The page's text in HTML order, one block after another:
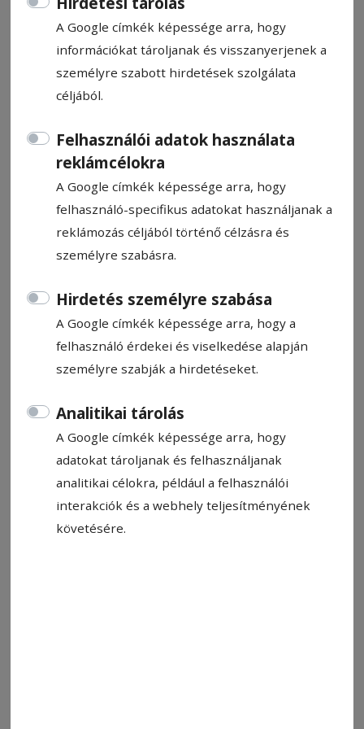
A Google címkék képessége arra, hogy
információkat tároljanak és visszanyerjenek a
személyre szabott hirdetések szolgálata
céljából.
Felhasználói adatok használata
reklámcélokra
A Google címkék képessége arra, hogy
felhasználó-specifikus adatokat használjanak a
reklámozás céljából történő célzásra és
személyre szabásra.
Hirdetés személyre szabása
A Google címkék képessége arra, hogy a
felhasználó érdekei és viselkedése alapján
személyre szabják a hirdetéseket.
Analitikai tárolás
A Google címkék képessége arra, hogy
adatokat tároljanak és felhasználjanak
analitikai célokra, például a felhasználói
interakciók és a webhely teljesítményének
követésére.
CÍMKE: HÁROMSZÉKI ESZTER
Állítsa be, hogy a Google
találatokban a Hargita Népe elől
legyen!
2023. június 15., 10:09
Ígéretek